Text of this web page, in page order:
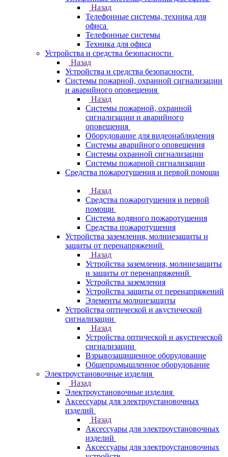
Назад
Телефонные системы, техника для
офиса
Телефонные системы
Техника для офиса
Устройства и средства безопасности
Назад
Устройства и средства безопасности
Системы пожарной, охранной сигнализации
и аварийного оповещения
Назад
Системы пожарной, охранной
сигнализации и аварийного
оповещения
Оборудование для видеонаблюдения
Системы аварийного оповещения
Системы охранной сигнализации
Системы пожарной сигнализации
Средства пожаротушения и первой помощи
Назад
Средства пожаротушения и первой
помощи
Система водяного пожаротушения
Средства пожаротушения
Устройства заземления, молниезащиты и
защиты от перенапряжений
Назад
Устройства заземления, молниезащиты
и защиты от перенапряжений
Устройства заземления
Устройства защиты от перенапряжений
Элементы молниезащиты
Устройства оптической и акустической
сигнализации
Назад
Устройства оптической и акустической
сигнализации
Взрывозащищенное оборудование
Общепромышленное оборудование
Электроустановочные изделия
Назад
Электроустановочные изделия
Аксессуары для электроустановочных
изделий
Назад
Аксессуары для электроустановочных
изделий
Аксессуары для электроустановочных